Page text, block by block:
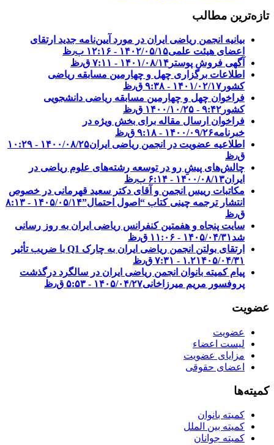
تازه‌ترین مطالب
بیانیه انجمن ریاضی ایران در مورد آیین‌نامه جدید ارتقای
اعضای هیئت علمی۱۴۰۲/۰۵/۱۵ - ۱۲:۱۶ ب٫ظ
آگهی فروش پوستر ۱۴۰۱/۰۸/۱۴ - ۷:۱۱ ق٫ظ
اطلاعات برگزاری چهل و چهارمین مسابقه ریاضی
کشور ۱۴۰۱/۰۲/۱۷ - ۹:۳۸ ق٫ظ
فراخوان چهل و چهارمین مسابقه ریاضی دانشجویی
کشور‎‎ ۱۴۰۰/۱۰/۲۵ - ۹:۴۲ ق٫ظ
فراخوان ارسال مقاله برای بخش ویژه در
خبرنامه۱۴۰۰/۰۹/۲۶ - ۹:۱۸ ق٫ظ
اطلاعیه عضویت در انجمن ریاضی ایران
۱۴۰۰/۰۸/۲۵ - ۱۰:۲۹
ق٫ظ
چالش‌های پیشِ رو در توسعه رشته‌های علوم ریاضی در
ایران۱۴۰۰/۰۸/۱۳ - ۶:۱۴ ب٫ظ
مکاتبات رییس انجمن و آقای دکتر سعید قهرمانی در خصوص
انتشار ترجمه چینی کتاب “اصول احتمال”
۱۴۰۵/۰۵/۱۴ - ۸:۱۳
ق٫ظ
سایت پنجاه و هفمتین کنفرانس ریاضی ایران به روز رسانی
شد۱۴۰۵/۰۴/۳۱ - ۱۱:۰۶ ق٫ظ
ارتقای بولتن انجمن ریاضی ایران به چارک Q1 با ضریب تأثیر
۱.۲۱۴۰۵/۰۴/۳۱ - ۷:۳۱ ق٫ظ
پیام کمیته بانوان انجمن ریاضی ایران در سالگرد درگذشت
پروفسور مریم میرزاخانی۱۴۰۵/۰۴/۲۷ - ۵:۵۳ ق٫ظ
عضویت
عضویت
لیست اعضاء
مزایای عضویت
اعضای حقوقی
کمیته‌ها
کمیته بانوان
کمیته بین الملل
کمیته جوانان